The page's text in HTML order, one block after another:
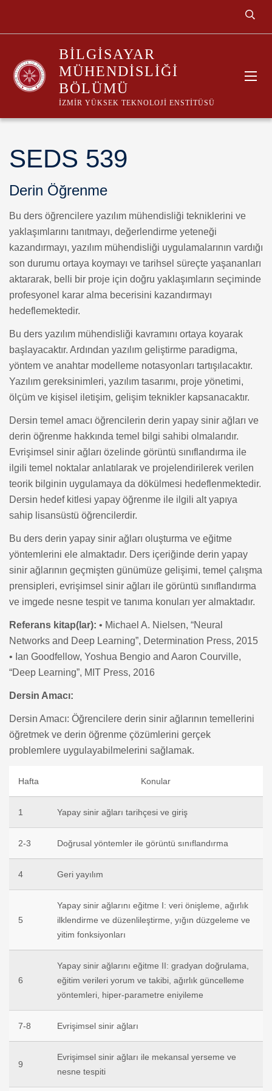
BILGISAYAR
MÜHENDISLIĞI
BÖLÜMÜ
İZMIR YÜKSEK TEKNOLOJI ENSTITÜSÜ
SEDS 539
Derin Öğrenme
Bu ders öğrencilere yazılım mühendisliği tekniklerini ve
yaklaşımlarını tanıtmayı, değerlendirme yeteneği
kazandırmayı, yazılım mühendisliği uygulamalarının vardığı
son durumu ortaya koymayı ve tarihsel süreçte yaşananları
aktararak, belli bir proje için doğru yaklaşımların seçiminde
profesyonel karar alma becerisini kazandırmayı
hedeflemektedir.
Bu ders yazılım mühendisliği kavramını ortaya koyarak
başlayacaktır. Ardından yazılım geliştirme paradigma,
yöntem ve anahtar modelleme notasyonları tartışılacaktır.
Yazılım gereksinimleri, yazılım tasarımı, proje yönetimi,
ölçüm ve kişisel iletişim, gelişim teknikler kapsanacaktır.
Dersin temel amacı öğrencilerin derin yapay sinir ağları ve
derin öğrenme hakkında temel bilgi sahibi olmalarıdır.
Evrişimsel sinir ağları özelinde görüntü sınıflandırma ile
ilgili temel noktalar anlatılarak ve projelendirilerek verilen
teorik bilginin uygulamaya da dökülmesi hedeflenmektedir.
Dersin hedef kitlesi yapay öğrenme ile ilgili alt yapıya
sahip lisansüstü öğrencilerdir.
Bu ders derin yapay sinir ağları oluşturma ve eğitme
yöntemlerini ele almaktadır. Ders içeriğinde derin yapay
sinir ağlarının geçmişten günümüze gelişimi, temel çalışma
prensipleri, evrişimsel sinir ağları ile görüntü sınıflandırma
ve imgede nesne tespit ve tanıma konuları yer almaktadır.
Referans kitap(lar): • Michael A. Nielsen, “Neural
Networks and Deep Learning”, Determination Press, 2015
• Ian Goodfellow, Yoshua Bengio and Aaron Courville,
“Deep Learning”, MIT Press, 2016
Dersin Amacı:
Dersin Amacı: Öğrencilere derin sinir ağlarının temellerini
öğretmek ve derin öğrenme çözümlerini gerçek
problemlere uygulayabilmelerini sağlamak.
Hafta Konular
1 Yapay sinir ağları tarihçesi ve giriş
2-3 Doğrusal yöntemler ile görüntü sınıflandırma
4 Geri yayılım
5
Yapay sinir ağlarını eğitme I: veri önişleme, ağırlık
ilklendirme ve düzenlileştirme, yığın düzgeleme ve
yitim fonksiyonları
6
Yapay sinir ağlarını eğitme II: gradyan doğrulama,
eğitim verileri yorum ve takibi, ağırlık güncelleme
yöntemleri, hiper-parametre eniyileme
7-8 Evrişimsel sinir ağları
9
Evrişimsel sinir ağları ile mekansal yerseme ve
nesne tespiti